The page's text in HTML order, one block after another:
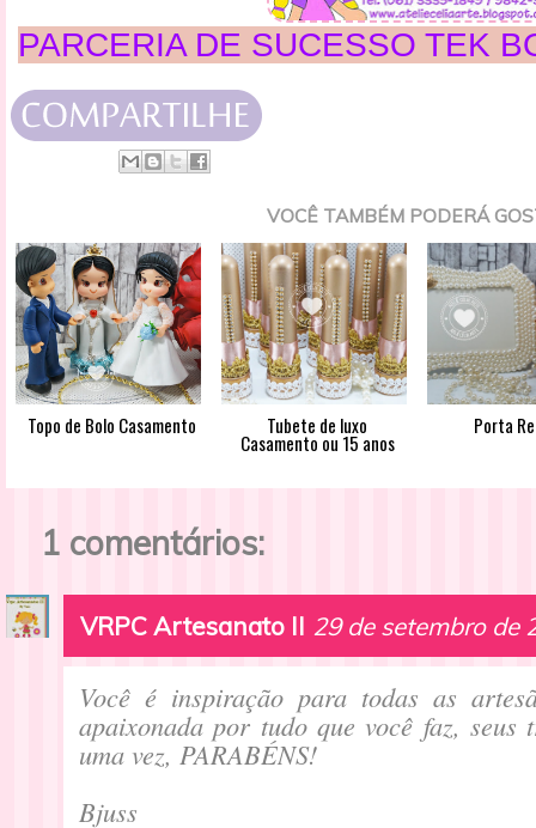
PARCERIA DE SUCESSO TEK
VOCÊ TAMBÉM PODERÁ
Topo de Bolo Casamento Tubete de luxo
Casamento ou 15 anos
Porta
1 comentários:
VRPC Artesanato II 29 de setembro de
Você é inspiração para todas as
apaixonada por tudo que você faz, seus
uma vez, PARABÉNS!
Bjuss